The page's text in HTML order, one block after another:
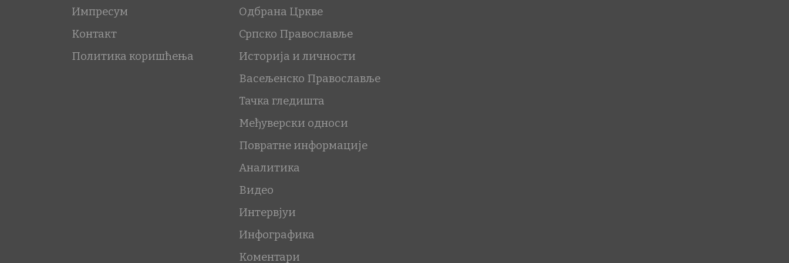
Импресум
Контакт
Политика коришћења
Одбрана Цркве
Српско Православље
Историја и личности
Васељенско Православље
Тачка гледишта
Међуверски односи
Повратне информације
Аналитика
Видео
Интервјуи
Инфографика
Коментари